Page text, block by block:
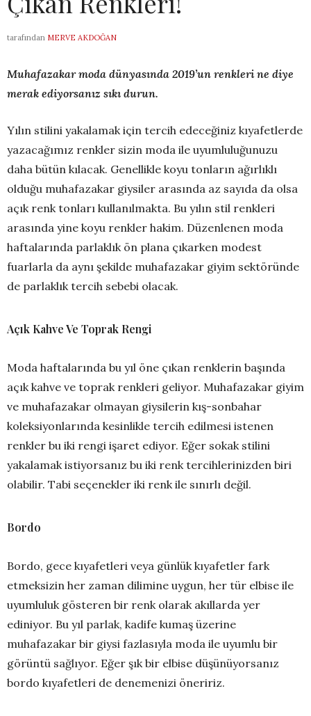
tarafından MERVE AKDOĞAN
Muhafazakar moda dünyasında 2019’un renkleri ne diye
merak ediyorsanız sıkı durun.
Yılın stilini yakalamak için tercih edeceğiniz kıyafetlerde
yazacağımız renkler sizin moda ile uyumluluğunuzu
daha bütün kılacak. Genellikle koyu tonların ağırlıklı
olduğu muhafazakar giysiler arasında az sayıda da olsa
açık renk tonları kullanılmakta. Bu yılın stil renkleri
arasında yine koyu renkler hakim. Düzenlenen moda
haftalarında parlaklık ön plana çıkarken modest
fuarlarla da aynı şekilde muhafazakar giyim sektöründe
de parlaklık tercih sebebi olacak.
Açık Kahve Ve Toprak Rengi
Moda haftalarında bu yıl öne çıkan renklerin başında
açık kahve ve toprak renkleri geliyor. Muhafazakar giyim
ve muhafazakar olmayan giysilerin kış-sonbahar
koleksiyonlarında kesinlikle tercih edilmesi istenen
renkler bu iki rengi işaret ediyor. Eğer sokak stilini
yakalamak istiyorsanız bu iki renk tercihlerinizden biri
olabilir. Tabi seçenekler iki renk ile sınırlı değil.
Bordo
Bordo, gece kıyafetleri veya günlük kıyafetler fark
etmeksizin her zaman dilimine uygun, her tür elbise ile
uyumluluk gösteren bir renk olarak akıllarda yer
ediniyor. Bu yıl parlak, kadife kumaş üzerine
muhafazakar bir giysi fazlasıyla moda ile uyumlu bir
görüntü sağlıyor. Eğer şık bir elbise düşünüyorsanız
bordo kıyafetleri de denemenizi öneririz.